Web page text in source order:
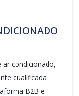
ar condicionado,
qualificada.
B2B e